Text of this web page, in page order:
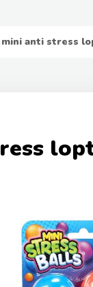
mini anti stress